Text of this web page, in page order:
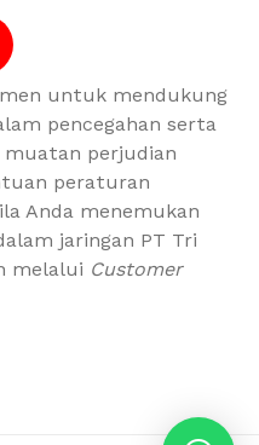
untuk mendukung
pencegahan serta
perjudian
peraturan
Anda menemukan
jaringan PT Tri
melalui Customer